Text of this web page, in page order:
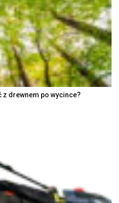
drewnem po wycince?